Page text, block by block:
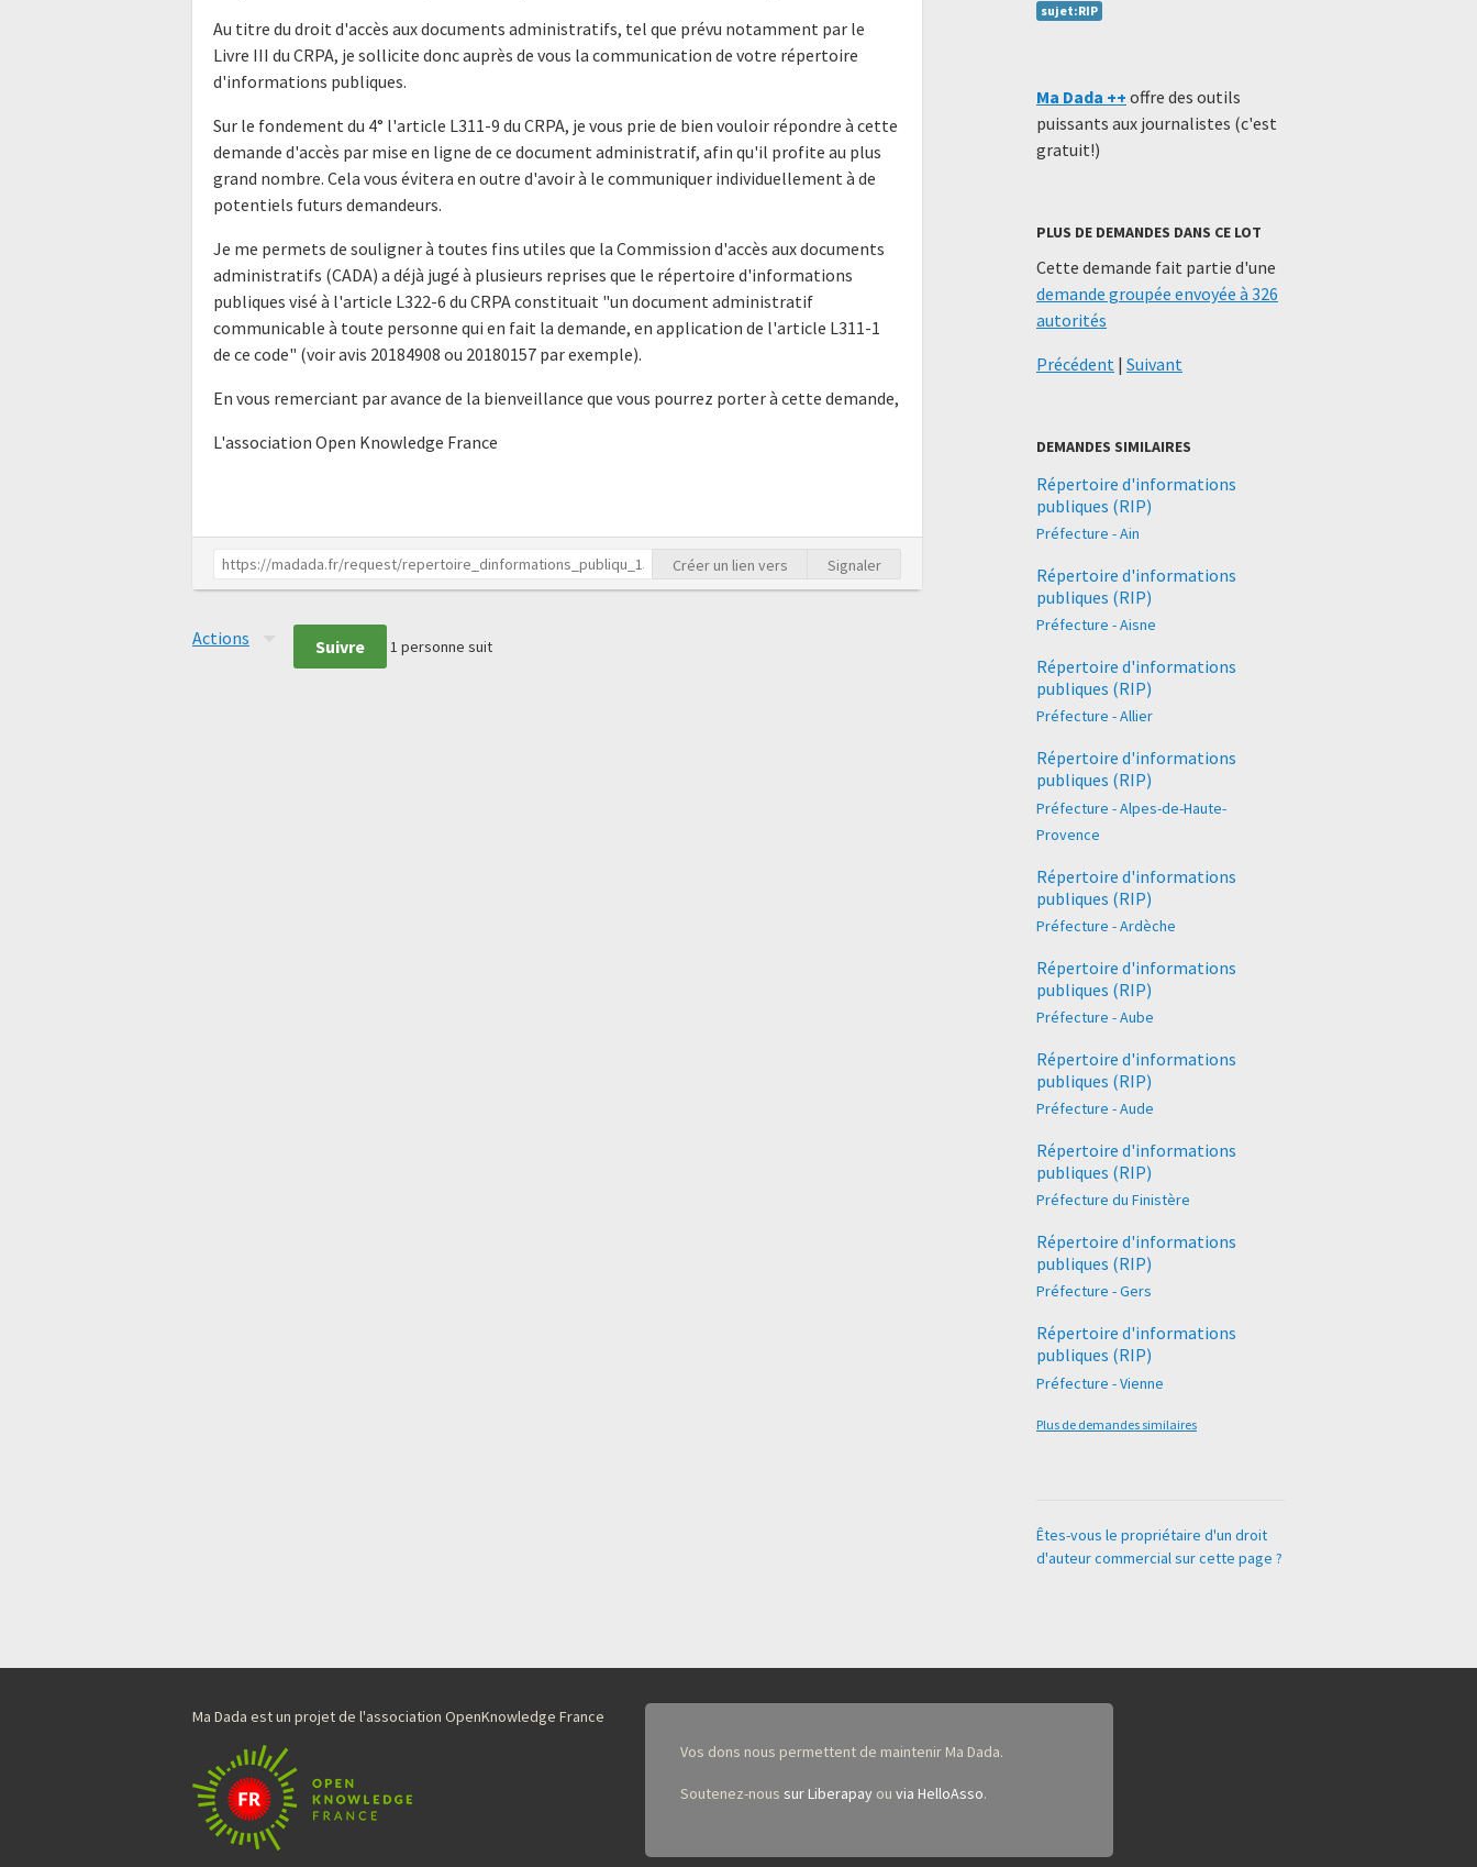
Au titre du droit d'accès aux documents administratifs, tel que prévu notamment par le
Livre III du CRPA, je sollicite donc auprès de vous la communication de votre répertoire
d'informations publiques.
Sur le fondement du 4° l'article L311-9 du CRPA, je vous prie de bien vouloir répondre à cette
demande d'accès par mise en ligne de ce document administratif, afin qu'il profite au plus
grand nombre. Cela vous évitera en outre d'avoir à le communiquer individuellement à de
potentiels futurs demandeurs.
Je me permets de souligner à toutes fins utiles que la Commission d'accès aux documents
administratifs (CADA) a déjà jugé à plusieurs reprises que le répertoire d'informations
publiques visé à l'article L322-6 du CRPA constituait "un document administratif
communicable à toute personne qui en fait la demande, en application de l'article L311-1
de ce code" (voir avis 20184908 ou 20180157 par exemple).
En vous remerciant par avance de la bienveillance que vous pourrez porter à cette demande,
L'association Open Knowledge France
Créer un lien vers Signaler
Actions Suivre 1 personne suit
sujet:RIP
Ma Dada ++ offre des outils
puissants aux journalistes (c'est
gratuit!)
PLUS DE DEMANDES DANS CE LOT
Cette demande fait partie d'une
demande groupée envoyée à 326
autorités
Précédent | Suivant
DEMANDES SIMILAIRES
Répertoire d'informations
publiques (RIP)
Préfecture - Ain
Répertoire d'informations
publiques (RIP)
Préfecture - Aisne
Répertoire d'informations
publiques (RIP)
Préfecture - Allier
Répertoire d'informations
publiques (RIP)
Préfecture - Alpes-de-Haute-
Provence
Répertoire d'informations
publiques (RIP)
Préfecture - Ardèche
Répertoire d'informations
publiques (RIP)
Préfecture - Aube
Répertoire d'informations
publiques (RIP)
Préfecture - Aude
Répertoire d'informations
publiques (RIP)
Préfecture du Finistère
Répertoire d'informations
publiques (RIP)
Préfecture - Gers
Répertoire d'informations
publiques (RIP)
Préfecture - Vienne
Plus de demandes similaires
Êtes-vous le propriétaire d'un droit
d'auteur commercial sur cette page ?
Ma Dada est un projet de l'association OpenKnowledge France
Vos dons nous permettent de maintenir Ma Dada.
Soutenez-nous sur Liberapayou via HelloAsso.